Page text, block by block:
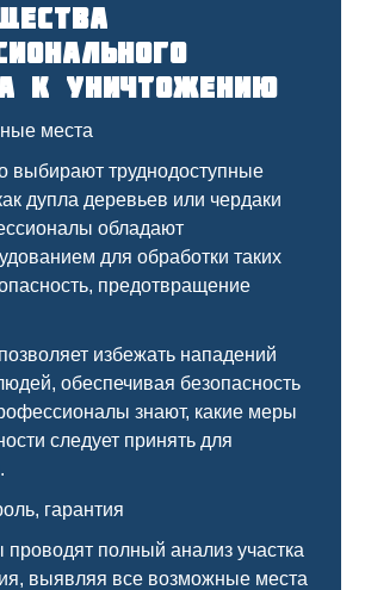
к уничтожению
места
выбирают труднодоступные
дупла деревьев или чердаки
обладают
для обработки таких
предотвращение
избежать нападений
обеспечивая безопасность
знают, какие меры
следует принять для
гарантия
проводят полный анализ участка
выявляя все возможные места